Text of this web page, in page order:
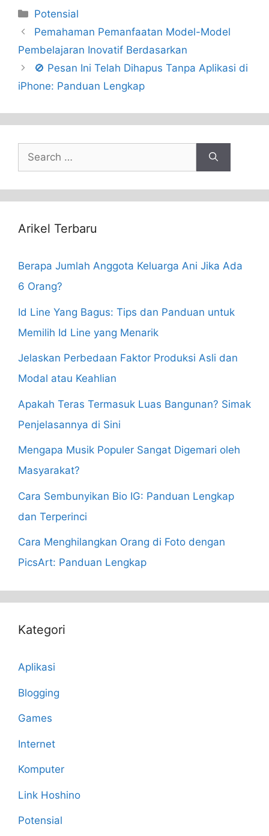
Categories
Potensial
Pemahaman Pemanfaatan Model-Model
Pembelajaran Inovatif Berdasarkan
🚫 Pesan Ini Telah Dihapus Tanpa Aplikasi di
iPhone: Panduan Lengkap
Search
for:
Arikel Terbaru
Berapa Jumlah Anggota Keluarga Ani Jika Ada
6 Orang?
Id Line Yang Bagus: Tips dan Panduan untuk
Memilih Id Line yang Menarik
Jelaskan Perbedaan Faktor Produksi Asli dan
Modal atau Keahlian
Apakah Teras Termasuk Luas Bangunan? Simak
Penjelasannya di Sini
Mengapa Musik Populer Sangat Digemari oleh
Masyarakat?
Cara Sembunyikan Bio IG: Panduan Lengkap
dan Terperinci
Cara Menghilangkan Orang di Foto dengan
PicsArt: Panduan Lengkap
Kategori
Aplikasi
Blogging
Games
Internet
Komputer
Link Hoshino
Potensial